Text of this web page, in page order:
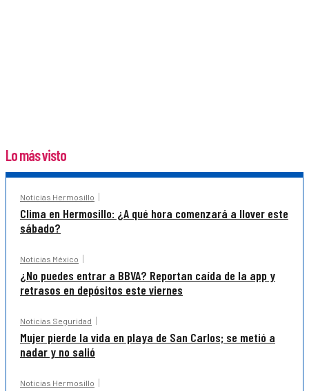
Lo más visto
Noticias Hermosillo
Clima en Hermosillo: ¿A qué hora comenzará a llover este
sábado?
Noticias México
¿No puedes entrar a BBVA? Reportan caída de la app y
retrasos en depósitos este viernes
Noticias Seguridad
Mujer pierde la vida en playa de San Carlos; se metió a
nadar y no salió
Noticias Hermosillo